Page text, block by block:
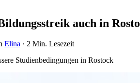
auch in
Elina · 2 Min. Lesezeit
Studienbedingungen in Rostock